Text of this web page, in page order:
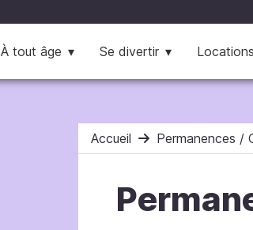
À tout âge Se divertir
Accueil Permanences /